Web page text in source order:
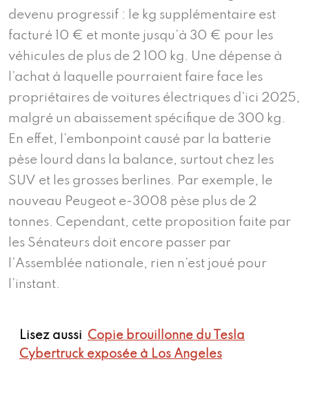
devenu progressif : le kg supplémentaire est
facturé 10 € et monte jusqu’à 30 € pour les
véhicules de plus de 2 100 kg. Une dépense à
l’achat à laquelle pourraient faire face les
propriétaires de voitures électriques d’ici 2025,
malgré un abaissement spécifique de 300 kg.
En effet, l’embonpoint causé par la batterie
pèse lourd dans la balance, surtout chez les
SUV et les grosses berlines. Par exemple, le
nouveau Peugeot e-3008 pèse plus de 2
tonnes. Cependant, cette proposition faite par
les Sénateurs doit encore passer par
l’Assemblée nationale, rien n’est joué pour
l’instant.
Lisez aussi Copie brouillonne du Tesla
Cybertruck exposée à Los Angeles